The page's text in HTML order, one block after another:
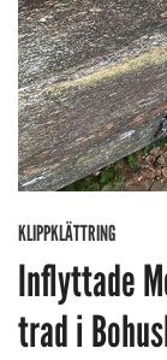
KLIPPKLÄTTRING
Inflyttade
trad i